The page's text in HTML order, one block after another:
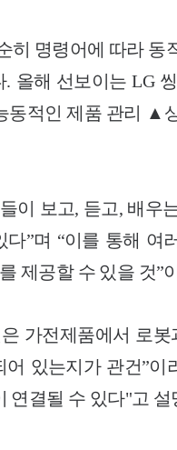
히 명령어에 따라 동
. 올해 선보이는 LG
동적인 제품 관리 ▲
이 보고, 듣고, 배우
”며 “이를 통해 여
제공할 수 있을 것”
가전제품에서 로
있는지가 관건”이
연결될 수 있다"고 설